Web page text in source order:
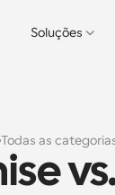
Soluções
Todas as